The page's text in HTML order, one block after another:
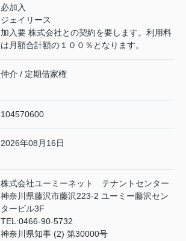
必加入
ジェイリース
加入要 株式会社との契約を要します。利用料
は月額合計額の１００％となります。
仲介 / 定期借家権
104570600
2026年08月16日
株式会社ユーミーネット テナントセンター
神奈川県藤沢市藤沢223-2 ユーミー藤沢セン
タービル3F
TEL:0466-90-5732
神奈川県知事 (2) 第30000号